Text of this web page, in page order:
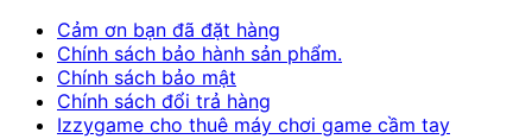
Cảm ơn bạn đã đặt hàng
Chính sách bảo hành sản phẩm.
Chính sách bảo mật
Chính sách đổi trả hàng
Izzygame cho thuê máy chơi game cầm tay